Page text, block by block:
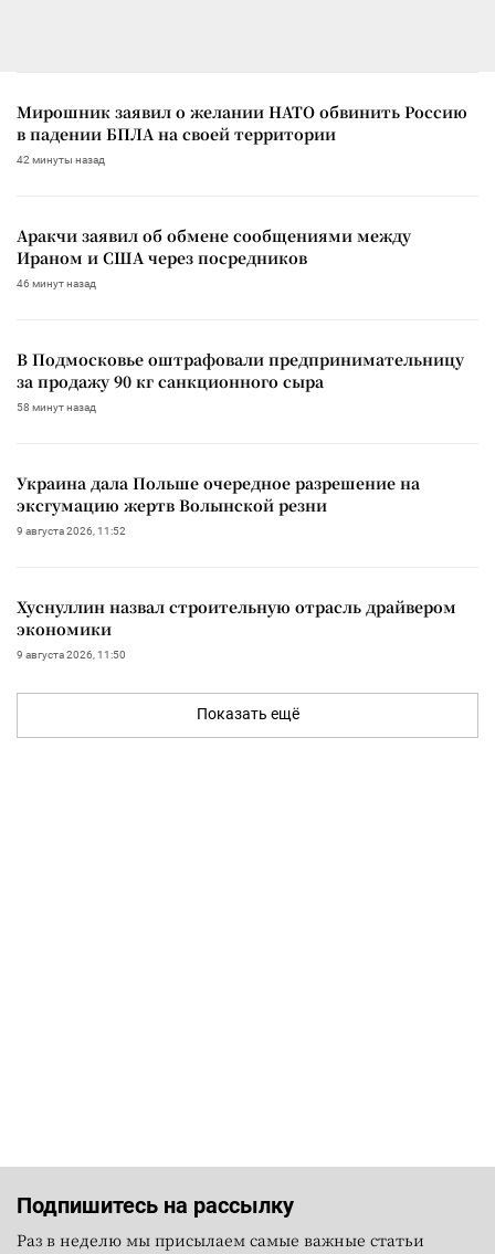
Мирошник заявил о желании НАТО обвинить Россию
в падении БПЛА на своей территории
42 минуты назад
Аракчи заявил об обмене сообщениями между
Ираном и США через посредников
46 минут назад
В Подмосковье оштрафовали предпринимательницу
за продажу 90 кг санкционного сыра
58 минут назад
Украина дала Польше очередное разрешение на
эксгумацию жертв Волынской резни
9 августа 2026, 11:52
Хуснуллин назвал строительную отрасль драйвером
экономики
9 августа 2026, 11:50
Показать ещё
Подпишитесь на рассылку
Раз в неделю мы присылаем самые важные статьи